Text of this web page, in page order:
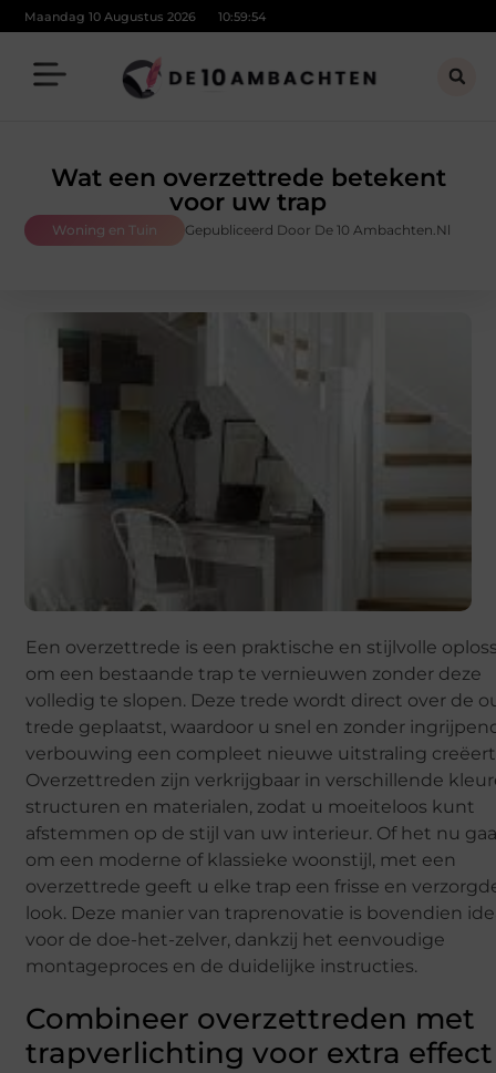
Maandag 10 Augustus 2026 10:59:55
Wat een overzettrede betekent
voor uw trap
Woning en Tuin Gepubliceerd Door De 10 Ambachten.nl
Een overzettrede is een praktische en stijlvolle
om een bestaande trap te vernieuwen zonder deze
volledig te slopen. Deze trede wordt direct over de
trede geplaatst, waardoor u snel en zonder
verbouwing een compleet nieuwe uitstraling
Overzettreden zijn verkrijgbaar in verschillende
structuren en materialen, zodat u moeiteloos kunt
afstemmen op de stijl van uw interieur. Of het nu
om een moderne of klassieke woonstijl, met een
overzettrede geeft u elke trap een frisse en
look. Deze manier van traprenovatie is bovendien
voor de doe-het-zelver, dankzij het eenvoudige
montageproces en de duidelijke instructies.
Combineer overzettreden met
trapverlichting voor extra effect